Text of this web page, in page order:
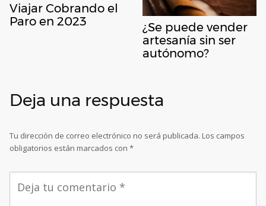
Viajar Cobrando el
Paro en 2023
¿Se puede vender
artesanía sin ser
autónomo?
Deja una respuesta
Tu dirección de correo electrónico no será publicada. Los campos
obligatorios están marcados con *